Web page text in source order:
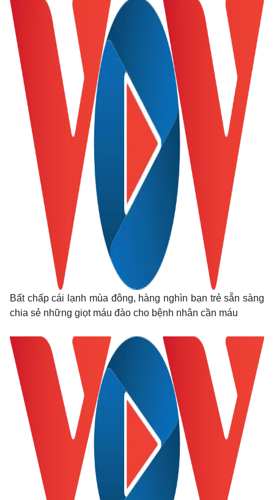
Kinh tế
Bất động sản
Khởi nghiệp
Thị trường
Giá vàng
Tiêu dùng
Chứng khoán
Giá cà phê
Bất chấp cái lạnh mùa đông, hàng nghìn bạn trẻ sẵn sàng
chia sẻ những giọt máu đào cho bệnh nhân cần máu